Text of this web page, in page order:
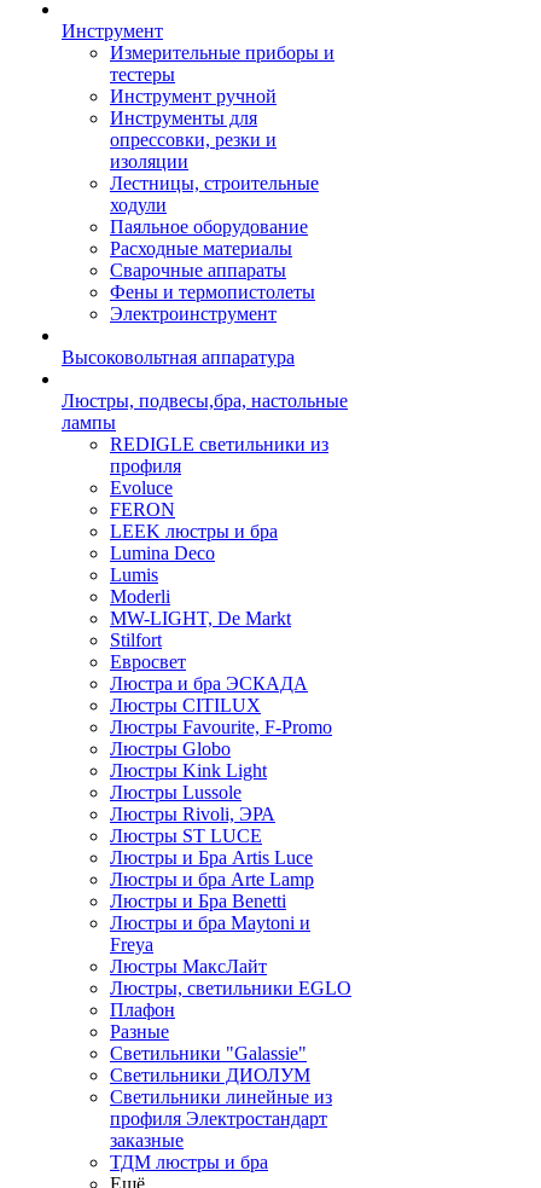
Инструмент
Измерительные приборы и
тестеры
Инструмент ручной
Инструменты для
опрессовки, резки и
изоляции
Лестницы, строительные
ходули
Паяльное оборудование
Расходные материалы
Сварочные аппараты
Фены и термопистолеты
Электроинструмент
Высоковольтная аппаратура
Люстры, подвесы,бра, настольные
лампы
REDIGLE светильники из
профиля
Evoluce
FERON
LEEK люстры и бра
Lumina Deco
Lumis
Moderli
MW-LIGHT, De Markt
Stilfort
Евросвет
Люстра и бра ЭСКАДА
Люстры CITILUX
Люстры Favourite, F-Promo
Люстры Globo
Люстры Kink Light
Люстры Lussole
Люстры Rivoli, ЭРА
Люстры ST LUCE
Люстры и Бра Artis Luce
Люстры и бра Arte Lamp
Люстры и Бра Benetti
Люстры и бра Maytoni и
Freya
Люстры МаксЛайт
Люстры, светильники EGLO
Плафон
Разные
Светильники "Galassie"
Светильники ДИОЛУМ
Светильники линейные из
профиля Электростандарт
заказные
ТДМ люстры и бра